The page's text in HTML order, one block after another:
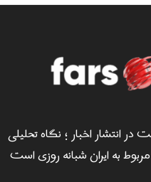
24 سرعت و دقت در انتشار اخبار ؛ نگاه تحلیلی
به ایران شبانه روزی است